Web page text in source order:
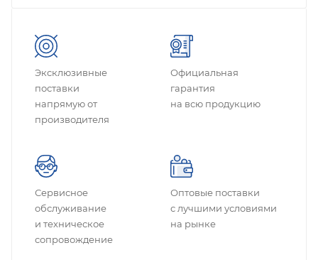
Эксклюзивные
поставки
напрямую от
производителя
Официальная
гарантия
на всю продукцию
Сервисное
обслуживание
и техническое
сопровождение
Оптовые поставки
с лучшими условиями
на рынке